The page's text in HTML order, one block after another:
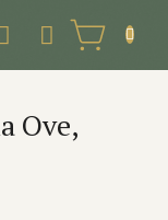
NÁKUPNÝ
KOŠÍK
Ove,